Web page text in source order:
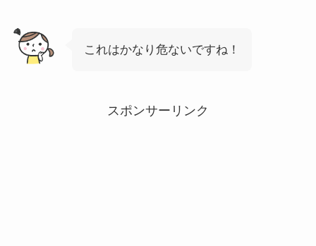
これはかなり危ないですね！
スポンサーリンク